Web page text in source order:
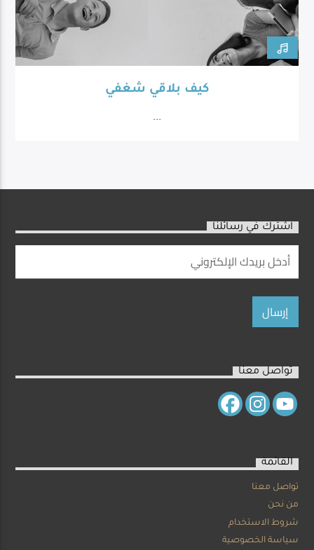
كيف بلاقي شغفي
...
اشترك في رسائلنا
تواصل معنا
القائمة
تواصل معنا
من نحن
شروط الاستخدام
سياسة الخصوصية